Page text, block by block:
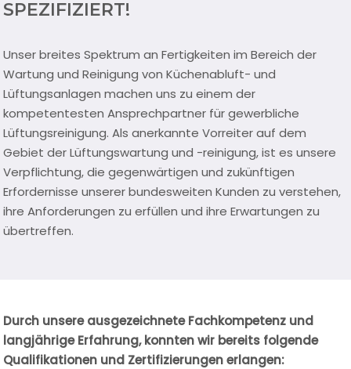
SPEZIFIZIERT!
Unser breites Spektrum an Fertigkeiten im Bereich der
Wartung und Reinigung von Küchenabluft- und
Lüftungsanlagen machen uns zu einem der
kompetentesten Ansprechpartner für gewerbliche
Lüftungsreinigung. Als anerkannte Vorreiter auf dem
Gebiet der Lüftungswartung und -reinigung, ist es unsere
Verpflichtung, die gegenwärtigen und zukünftigen
Erfordernisse unserer bundesweiten Kunden zu verstehen,
ihre Anforderungen zu erfüllen und ihre Erwartungen zu
übertreffen.
Durch unsere ausgezeichnete Fachkompetenz und
langjährige Erfahrung, konnten wir bereits folgende
Qualifikationen und Zertifizierungen erlangen: